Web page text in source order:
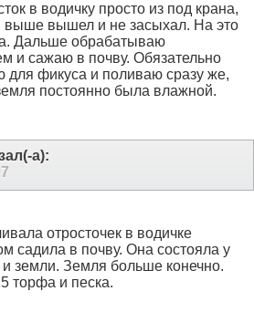
в водичку просто из под крана,
выше вышел и не засыхал. На это
Дальше обрабатываю
и сажаю в почву. Обязательно
для фикуса и поливаю сразу же,
постоянно была влажной.
а):
отросточек в водичке
садила в почву. Она состояла у
земли. Земля больше конечно.
торфа и песка.